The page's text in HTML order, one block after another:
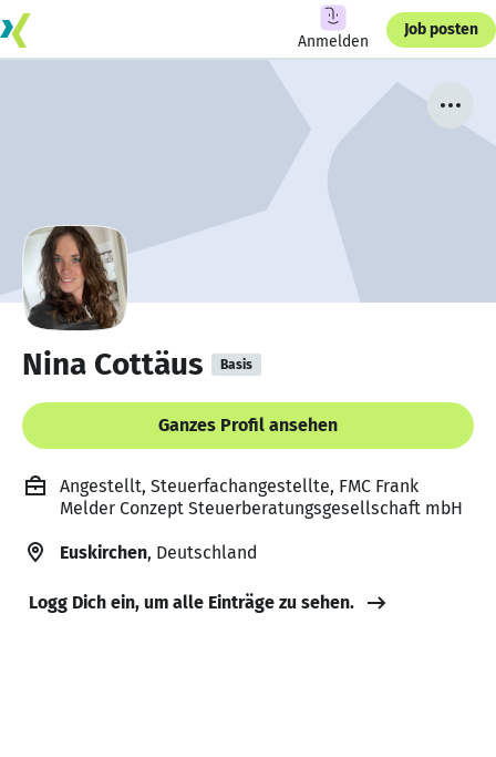
Anmelden
Job posten
Nina Cottäus Basis
Ganzes Profil ansehen
Angestellt, Steuerfachangestellte, FMC Frank
Melder Conzept Steuerberatungsgesellschaft mbH
Euskirchen, Deutschland
Logg Dich ein, um alle Einträge zu sehen.